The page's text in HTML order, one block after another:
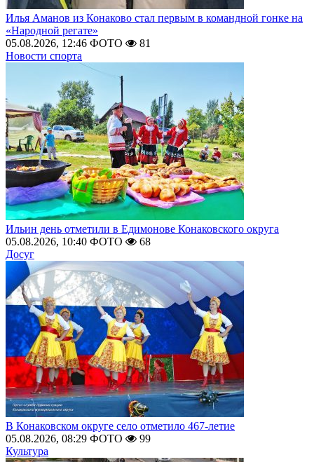
Илья Аманов из Конаково стал первым в командной гонке на
«Народной регате»
05.08.2026, 12:46 ФОТО
81
Новости спорта
Ильин день отметили в Едимонове Конаковского округа
05.08.2026, 10:40 ФОТО
68
Досуг
В Конаковском округе село отметило 467-летие
05.08.2026, 08:29 ФОТО
99
Культура